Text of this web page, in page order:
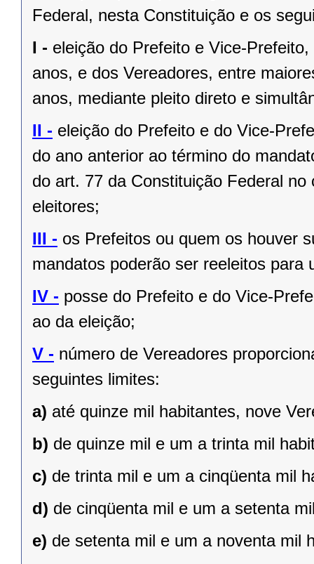
Federal, nesta Constituição e os
I - eleição do Prefeito e Vice-
anos, e dos Vereadores, entre
anos, mediante pleito direto e
II - eleição do Prefeito e do Vice-
do ano anterior ao término do
do art. 77 da Constituição Federal
eleitores;
III - os Prefeitos ou quem os houver
mandatos poderão ser reeleitos para
IV - posse do Prefeito e do Vice-
ao da eleição;
V - número de Vereadores
seguintes limites:
a) até quinze mil habitantes, nove
b) de quinze mil e um a trinta mil
c) de trinta mil e um a cinqüenta mil
d) de cinqüenta mil e um a setenta
e) de setenta mil e um a noventa mil